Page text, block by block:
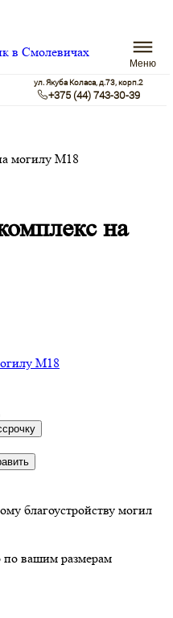
Меню
ул. Якуба Коласа, д.73, корп.2
+375 (44) 743-30-39
могилу М18
на
благоустройству могил
по вашим размерам